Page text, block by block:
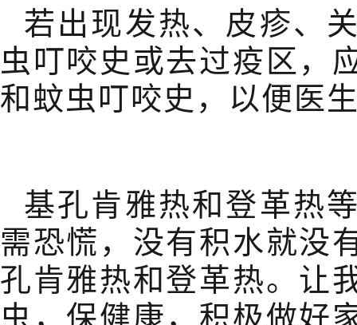
若出现发热、皮疹、
虫叮咬史或去过疫区，
和蚊虫叮咬史，以便医
基孔肯雅热和登革热
需恐慌，没有积水就没
孔肯雅热和登革热。让
虫，保健康，积极做好